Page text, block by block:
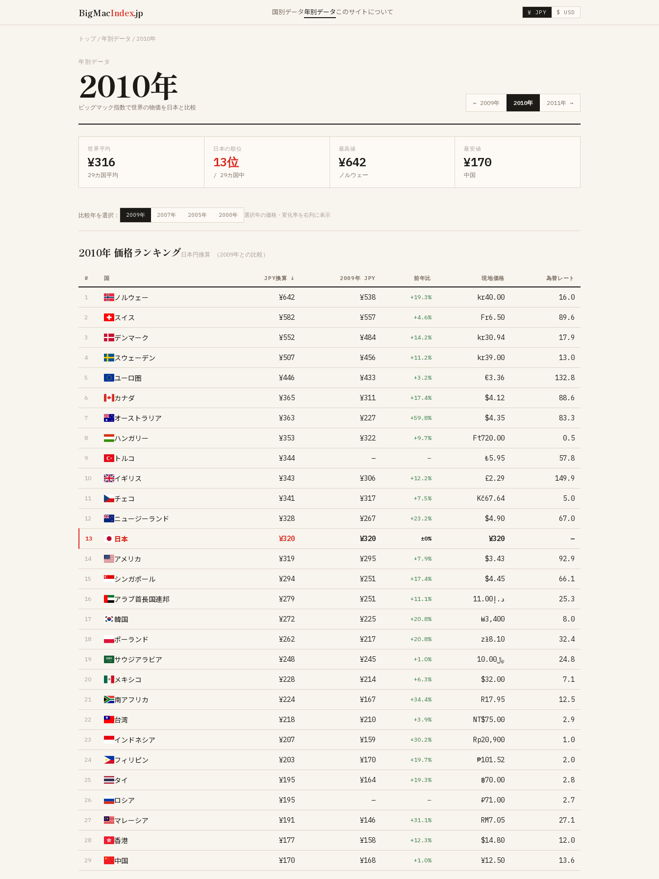
BigMacIndex.jp 国別データ年別データこのサイトについて ¥ JPY $ USD
トップ / 年別データ / 2010年
年別データ
2010年
ビッグマック指数で世界の物価を日本と比較
← 2009年 2010年 2011年 →
世界平均
¥316
29カ国平均
日本の順位
13位
/ 29カ国中
最高値
¥642
ノルウェー
最安値
¥170
中国
比較年を選択： 2009年 2007年 2005年 2000年 選択年の価格・変化率を右列に表示
2010年 価格ランキング日本円換算 （2009年との比較）
# 国 JPY換算 ↓ 2009年 JPY 前年比 現地価格 為替レート
1 ノルウェー ¥642 ¥538 +19.3% kr40.00 16.0
2 スイス ¥582 ¥557 +4.6% Fr6.50 89.6
3 デンマーク ¥552 ¥484 +14.2% kr30.94 17.9
4 スウェーデン ¥507 ¥456 +11.2% kr39.00 13.0
5 ユーロ圏 ¥446 ¥433 +3.2% €3.36 132.8
6 カナダ ¥365 ¥311 +17.4% $4.12 88.6
7 オーストラリア ¥363 ¥227 +59.8% $4.35 83.3
8 ハンガリー ¥353 ¥322 +9.7% Ft720.00 0.5
9 トルコ ¥344 — — ₺5.95 57.8
10 イギリス ¥343 ¥306 +12.2% £2.29 149.9
11 チェコ ¥341 ¥317 +7.5% Kč67.64 5.0
12 ニュージーランド ¥328 ¥267 +23.2% $4.90 67.0
13 日本 ¥320 ¥320 ±0% ¥320 —
14 アメリカ ¥319 ¥295 +7.9% $3.43 92.9
15 シンガポール ¥294 ¥251 +17.4% $4.45 66.1
16 アラブ首長国連邦 ¥279 ¥251 +11.1% د.إ11.00 25.3
17 韓国 ¥272 ¥225 +20.8% ₩3,400 8.0
18 ポーランド ¥262 ¥217 +20.8% zł8.10 32.4
19 サウジアラビア ¥248 ¥245 +1.0% ﷼10.00 24.8
20 メキシコ ¥228 ¥214 +6.3% $32.00 7.1
21 南アフリカ ¥224 ¥167 +34.4% R17.95 12.5
22 台湾 ¥218 ¥210 +3.9% NT$75.00 2.9
23 インドネシア ¥207 ¥159 +30.2% Rp20,900 1.0
24 フィリピン ¥203 ¥170 +19.7% ₱101.52 2.0
25 タイ ¥195 ¥164 +19.3% ฿70.00 2.8
26 ロシア ¥195 — — ₽71.00 2.7
27 マレーシア ¥191 ¥146 +31.1% RM7.05 27.1
28 香港 ¥177 ¥158 +12.3% $14.80 12.0
29 中国 ¥170 ¥168 +1.0% ¥12.50 13.6